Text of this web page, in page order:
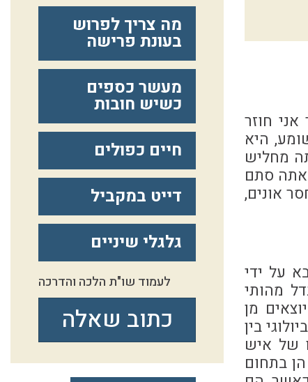
חוזר
היא
מחליש
אתה סתם
אונים,
על ידי
מהותי
מן
בין
של איש
בתחום
מה צריך לפרוש
בעונת פרישה
מעשר כספים
כשיש חובות
חיים כפולים
דייט במקביל
גלגלי שיניים
לעמוד שו"ת הלכה והדרכה
כתוב שאלה